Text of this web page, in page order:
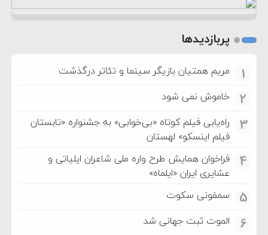
پربازدیدها
1 مریم همتیان بازیگر سینما و تئاتر درگذشت
2 خاموش نمی شود
3
راه‌یابی فیلم کوتاه «بی‌خوابی» به جشنواره «تابستان
فیلم اینسکو» لهستان
4
فراخوان همایش طرح واره ملی شاعران ایلیاتی و
عشایری ایران «ایلماه»
5 سمفونی سکوت
6 الموت ثبت جهانی شد